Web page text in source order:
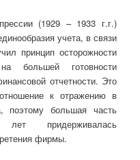
(1929 – 1933 г.г.)
учета, в связи
принцип осторожности
большей готовности
отчетности. Это
к отражению в
поэтому большая часть
лет придерживалась
фирмы.